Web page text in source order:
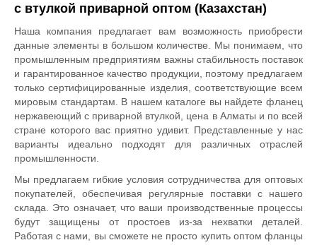
с втулкой приварной оптом (Казахстан)
Наша компания предлагает вам возможность приобрести
данные элементы в большом количестве. Мы понимаем, что
промышленным предприятиям важны стабильность поставок
и гарантированное качество продукции, поэтому предлагаем
только сертифицированные изделия, соответствующие всем
мировым стандартам. В нашем каталоге вы найдете фланец
нержавеющий с приварной втулкой, цена в Алматы и по всей
стране которого вас приятно удивит. Представленные у нас
варианты идеально подходят для различных отраслей
промышленности.
Мы предлагаем гибкие условия сотрудничества для оптовых
покупателей, обеспечивая регулярные поставки с нашего
склада. Это означает, что ваши производственные процессы
будут защищены от простоев из-за нехватки деталей.
Работая с нами, вы сможете не просто купить оптом фланцы